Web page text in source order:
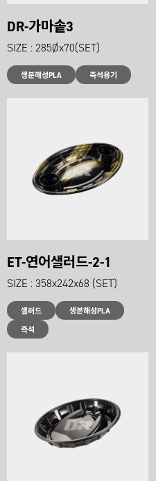
DR-가마솥3
SIZE : 285Øx70(SET)
생분해성PLA 즉석용기
ET-연어샐러드-2-1
SIZE : 358x242x68 (SET)
샐러드
생분해성PLA
즉석